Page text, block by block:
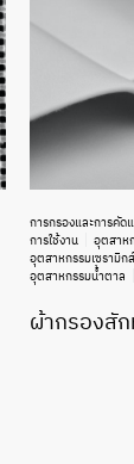
การกรองและการคัด
การใช้งาน
อุตสาห
อุตสาหกรรมเซรามิก
อุตสาหกรรมน้ำตาล
ผ้ากรองสัก